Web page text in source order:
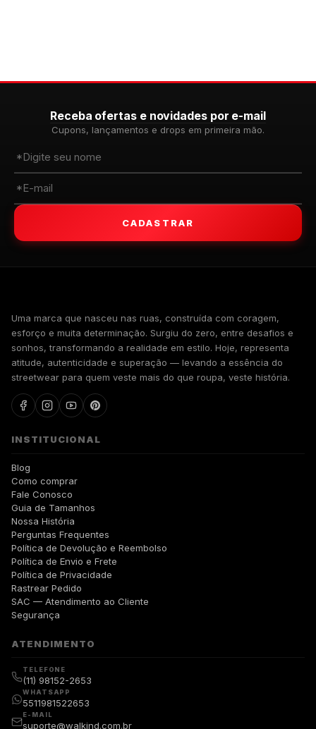
Receba ofertas e novidades por e-mail
Cupons, lançamentos e drops em primeira mão.
CADASTRAR
Uma marca que nasceu nas ruas, construída com coragem,
esforço e muita determinação. Surgiu do zero, entre desafios e
sonhos, transformando a realidade em estilo. Hoje, representa
atitude, autenticidade e superação — levando a essência do
streetwear para quem veste mais do que roupa, veste história.
INSTITUCIONAL
Blog
Como comprar
Fale Conosco
Guia de Tamanhos
Nossa História
Perguntas Frequentes
Política de Devolução e Reembolso
Política de Envio e Frete
Política de Privacidade
Rastrear Pedido
SAC — Atendimento ao Cliente
Segurança
ATENDIMENTO
TELEFONE
(11) 98152-2653
WHATSAPP
5511981522653
E-MAIL
suporte@walkind.com.br